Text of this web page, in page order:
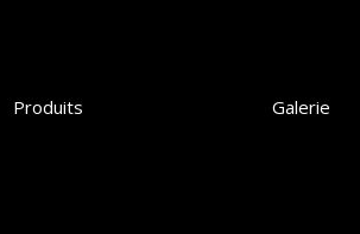
Produits Galerie